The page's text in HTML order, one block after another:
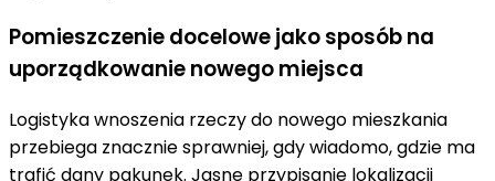
Pomieszczenie docelowe jako sposób na
uporządkowanie nowego miejsca
Logistyka wnoszenia rzeczy do nowego mieszkania
przebiega znacznie sprawniej, gdy wiadomo, gdzie ma
trafić dany pakunek. Jasne przypisanie lokalizacji